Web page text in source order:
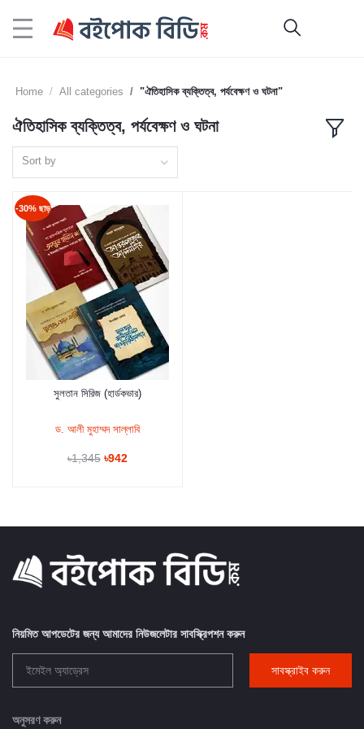
Home All categories "ঐতিহাসিক ব্যক্তিত্ব, পর্যবেক্ষণ ও ঘটনা"
ঐতিহাসিক ব্যক্তিত্ব, পর্যবেক্ষণ ও ঘটনা
Sort by
-30% ছাড়
কার্টে যুক্ত করুন
সুলতান সিরিজ (হার্ডকভার)
ড. আলী মুহাম্মদ সাল্লাবি
৳1,345 ৳942
নিয়মিত আপডেটের জন্য আমাদের নিউজলেটার সাবস্ক্রিপশন করুন
সাবস্ক্রাইব করুন
অনুসরণ করুন